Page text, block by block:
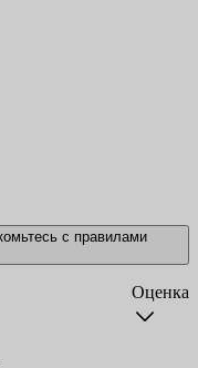
с правилами
Оценка